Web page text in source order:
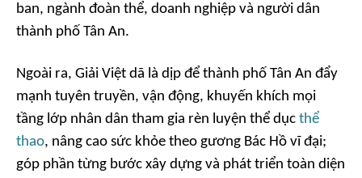
ban, ngành đoàn thể, doanh nghiệp và người dân
thành phố Tân An.
Ngoài ra, Giải Việt dã là dịp để thành phố Tân An đẩy
mạnh tuyên truyền, vận động, khuyến khích mọi
tầng lớp nhân dân tham gia rèn luyện thể dục thể
thao, nâng cao sức khỏe theo gương Bác Hồ vĩ đại;
góp phần từng bước xây dựng và phát triển toàn diện